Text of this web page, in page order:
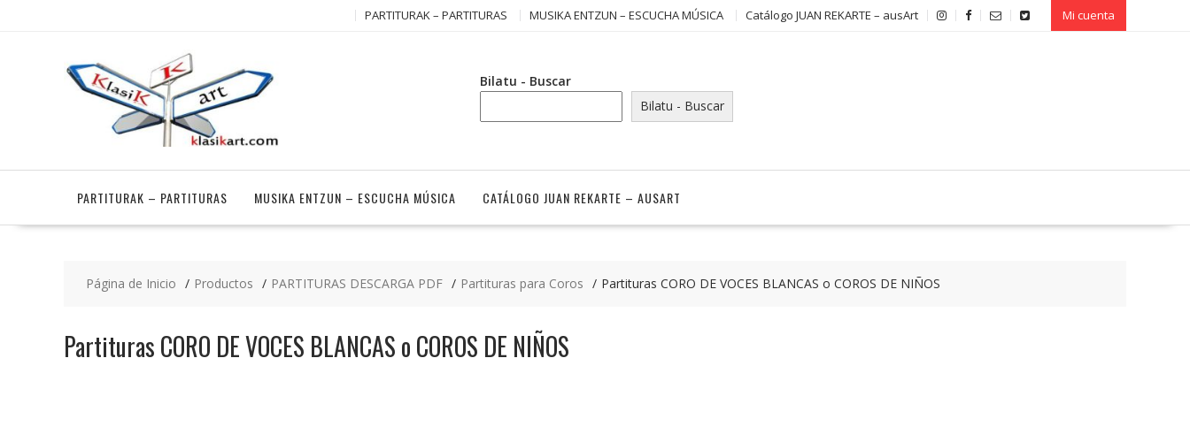
PARTITURAK – PARTITURAS MUSIKA ENTZUN – ESCUCHA MÚSICA Catálogo JUAN REKARTE – ausArt Mi cuenta
Bilatu - Buscar
Bilatu - Buscar
PARTITURAK – PARTITURAS MUSIKA ENTZUN – ESCUCHA MÚSICA CATÁLOGO JUAN REKARTE – AUSART
Página de Inicio Productos PARTITURAS DESCARGA PDF Partituras para Coros Partituras CORO DE VOCES BLANCAS o COROS DE NIÑOS
Partituras CORO DE VOCES BLANCAS o COROS DE NIÑOS